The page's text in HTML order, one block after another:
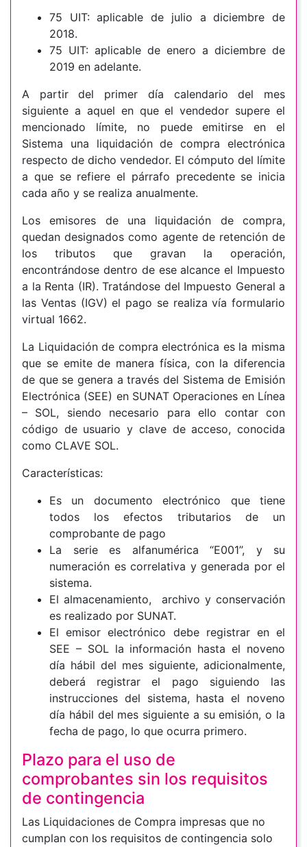
75 UIT: aplicable de julio a diciembre de
2018.
75 UIT: aplicable de enero a diciembre de
2019 en adelante.
A partir del primer día calendario del mes
siguiente a aquel en que el vendedor supere el
mencionado límite, no puede emitirse en el
Sistema una liquidación de compra electrónica
respecto de dicho vendedor. El cómputo del límite
a que se refiere el párrafo precedente se inicia
cada año y se realiza anualmente.
Los emisores de una liquidación de compra,
quedan designados como agente de retención de
los tributos que gravan la operación,
encontrándose dentro de ese alcance el Impuesto
a la Renta (IR). Tratándose del Impuesto General a
las Ventas (IGV) el pago se realiza vía formulario
virtual 1662.
La Liquidación de compra electrónica es la misma
que se emite de manera física, con la diferencia
de que se genera a través del Sistema de Emisión
Electrónica (SEE) en SUNAT Operaciones en Línea
– SOL, siendo necesario para ello contar con
código de usuario y clave de acceso, conocida
como CLAVE SOL.
Características:
Es un documento electrónico que tiene
todos los efectos tributarios de un
comprobante de pago
La serie es alfanumérica “E001”, y su
numeración es correlativa y generada por el
sistema.
El almacenamiento, archivo y conservación
es realizado por SUNAT.
El emisor electrónico debe registrar en el
SEE – SOL la información hasta el noveno
día hábil del mes siguiente, adicionalmente,
deberá registrar el pago siguiendo las
instrucciones del sistema, hasta el noveno
día hábil del mes siguiente a su emisión, o la
fecha de pago, lo que ocurra primero.
Plazo para el uso de
comprobantes sin los requisitos
de contingencia
Las Liquidaciones de Compra impresas que no
cumplan con los requisitos de contingencia solo